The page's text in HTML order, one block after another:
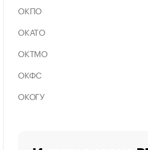
ОКПО
ОКАТО
ОКТМО
ОКФС
ОКОГУ